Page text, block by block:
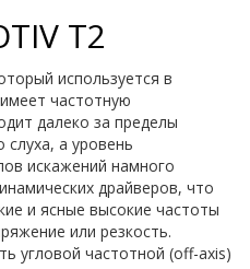
T2
используется в
частотную
далеко за пределы
а уровень
искажений намного
драйверов, что
и ясные высокие частоты
или резкость.
угловой частотной (off-axis)